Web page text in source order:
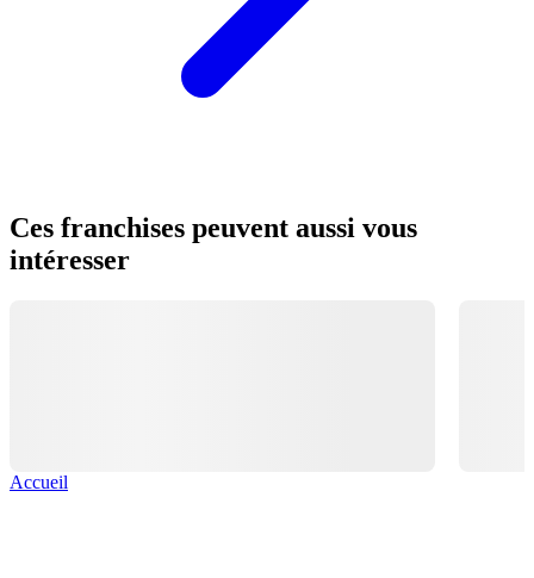
Ces franchises peuvent aussi vous
intéresser
Accueil